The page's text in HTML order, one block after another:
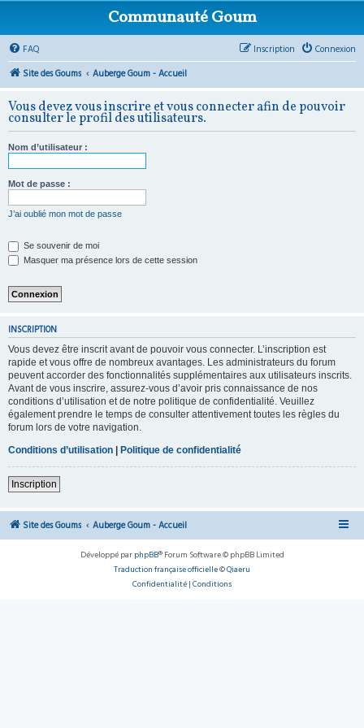
Communauté Goum
FAQ Connexion
Inscription
Site des Goums
Auberge Goum - Accueil
Vous devez vous inscrire et vous connecter afin de pouvoir
consulter le profil des utilisateurs.
Nom d’utilisateur :
Mot de passe :
J’ai oublié mon mot de passe
Se souvenir de moi
Masquer ma présence lors de cette session
INSCRIPTION
Vous devez être inscrit avant de pouvoir vous connecter. L’inscription est
rapide et vous offre de nombreux avantages. Les administrateurs du forum
peuvent accorder des fonctionnalités supplémentaires aux utilisateurs inscrits.
Avant de vous inscrire, assurez-vous d’avoir pris connaissance de nos
conditions d’utilisation et de notre politique de confidentialité. Veuillez
également prendre le temps de consulter attentivement toutes les règles du
forum lors de votre navigation.
Conditions d’utilisation | Politique de confidentialité
Inscription
Site des Goums Auberge Goum - Accueil
Développé par phpBB® Forum Software © phpBB Limited
Traduction française officielle©Qiaeru
Confidentialité | Conditions